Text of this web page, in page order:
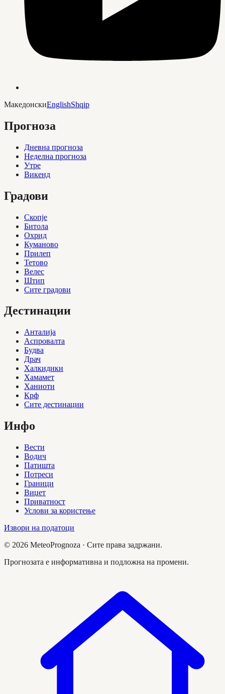
МакедонскиEnglishShqip
Прогноза
Дневна прогноза
Неделна прогноза
Утре
Викенд
Градови
Скопје
Битола
Охрид
Куманово
Прилеп
Тетово
Велес
Штип
Сите градови
Дестинации
Анталија
Аспровалта
Будва
Драч
Халкидики
Хамамет
Ханиоти
Крф
Сите дестинации
Инфо
Вести
Водич
Патишта
Потреси
Граници
Виџет
Приватност
Услови за користење
Извори на податоци
© 2026 MeteoPrognoza · Сите права задржани.
Прогнозата е информативна и подложна на промени.